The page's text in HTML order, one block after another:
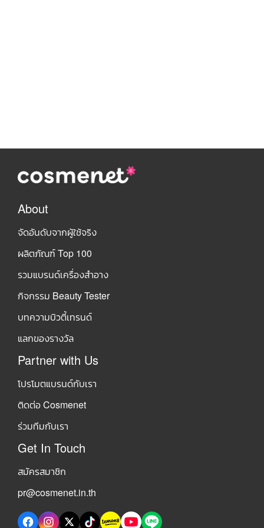
About
จัดอันดับจากผู้ใช้จริง
ผลิตภัณฑ์ Top 100
รวมแบรนด์เครื่องสำอาง
กิจกรรม Beauty Tester
บทความบิวตี้เทรนด์
แลกของรางวัล
Partner with Us
โปรโมตแบรนด์กับเรา
ติดต่อ Cosmenet
ร่วมทีมกับเรา
Get In Touch
สมัครสมาชิก
pr@cosmenet.in.th